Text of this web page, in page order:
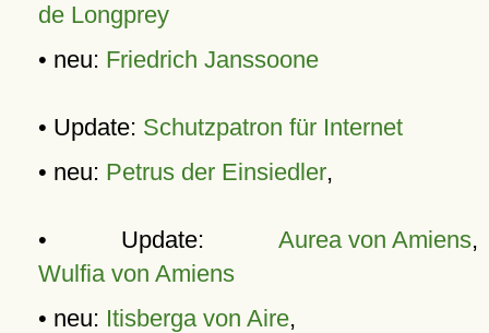
de Longprey
• neu: Friedrich Janssoone
• Update: Schutzpatron für Internet
• neu: Petrus der Einsiedler,
• Update: Aurea von Amiens,
Wulfia von Amiens
• neu: Itisberga von Aire,